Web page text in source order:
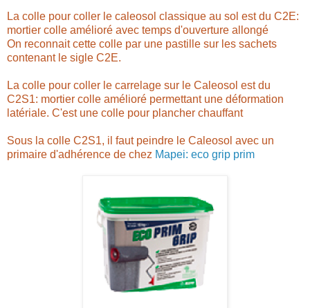
La colle pour coller le caleosol classique au sol est du C2E:
mortier colle amélioré avec temps d'ouverture allongé
On reconnait cette colle par une pastille sur les sachets
contenant le sigle C2E.
La colle pour coller le carrelage sur le Caleosol est du
C2S1: mortier colle amélioré permettant une déformation
latériale. C'est une colle pour plancher chauffant
Sous la colle C2S1, il faut peindre le Caleosol avec un
primaire d'adhérence de chez Mapei: eco grip prim